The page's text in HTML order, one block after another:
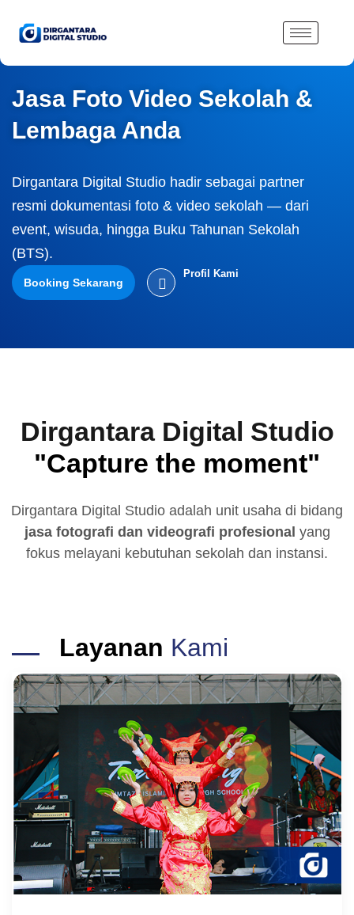
konten
Jasa Foto Video Sekolah &
Lembaga Anda
Dirgantara Digital Studio hadir sebagai partner
resmi dokumentasi foto & video sekolah — dari
event, wisuda, hingga Buku Tahunan Sekolah
(BTS).
Booking Sekarang
Profil Kami
Dirgantara Digital Studio
"Capture the moment"
Dirgantara Digital Studio adalah unit usaha di bidang
jasa fotografi dan videografi profesional yang
fokus melayani kebutuhan sekolah dan instansi.
Layanan Kami